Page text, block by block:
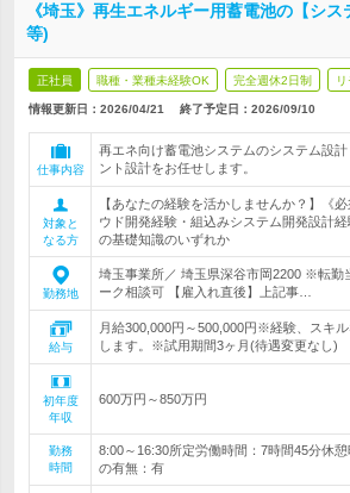
《埼玉》再生エネルギー用蓄電池の【シ
等)
正社員 職種・業種未経験OK 完全週休2日制
情報更新日：2026/04/21 終了予定日： 2026/09/10
仕事内容
再エネ向け蓄電池システムのシステム設
ント設計をお任せします。
対象と
なる方
【あなたの経験を活かしませんか？】《
ウド開発経験・組込みシステム開発設計
の基礎知識のいずれか
勤務地
埼玉事業所／ 埼玉県深谷市岡2200 ※転
ーク相談可 【雇入れ直後】上記事…
給与
月給300,000円～500,000円※経験、スキ
します。※試用期間3ヶ月(待遇変更なし)
初年度
年収
600万円～850万円
勤務
時間
8:00～16:30所定労働時間：7時間45分休
の有無：有